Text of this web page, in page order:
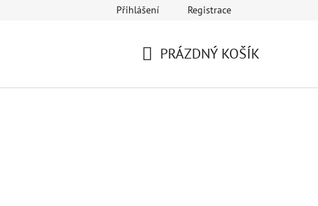
Provozovatel a fakturační údaje
Přihlášení Registrace
PRÁZDNÝ KOŠÍK